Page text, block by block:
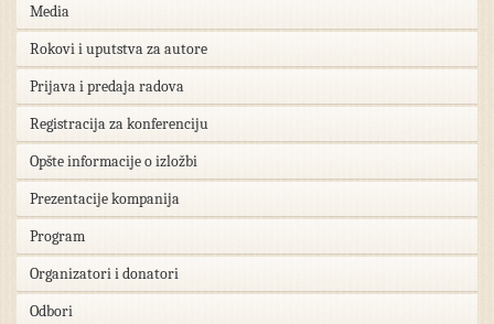
Media
Rokovi i uputstva za autore
Prijava i predaja radova
Registracija za konferenciju
Opšte informacije o izložbi
Prezentacije kompanija
Program
Organizatori i donatori
Odbori